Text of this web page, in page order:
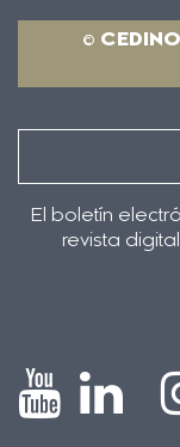
©
El boletín
revista
Icono